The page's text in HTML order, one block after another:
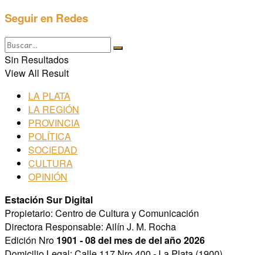
Seguir en Redes
Sin Resultados
View All Result
LA PLATA
LA REGIÓN
PROVINCIA
POLÍTICA
SOCIEDAD
CULTURA
OPINIÓN
Estación Sur Digital
Propietario: Centro de Cultura y Comunicación
Directora Responsable: Ailín J. M. Rocha
Edición Nro 1901 - 08 del mes de del año 2026